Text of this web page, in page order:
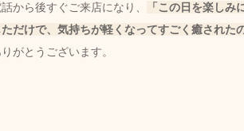
から後すぐご来店になり、 「この日を楽しみ
だけで、気持ちが軽くなってすごく癒された
がとうございます。